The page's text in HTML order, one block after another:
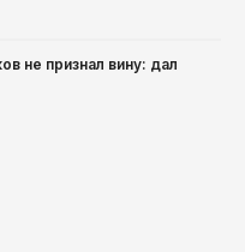
не признал вину: дал